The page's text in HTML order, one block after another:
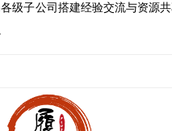
级子公司搭建经验交流与资源